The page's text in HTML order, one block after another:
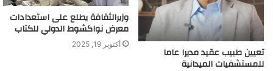
تعيين طبيب عقيد مديرا عاما
للمستشفيات الميدانية
وزيرالثقافة يطلع على استعدادات
معرض نواكشوط الدولي للكتاب
أكتوبر 19, 2025